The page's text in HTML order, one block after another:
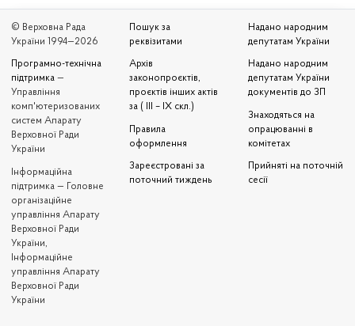
© Верховна Рада
України 1994—2026
Програмно-технічна
підтримка —
Управління
комп'ютеризованих
систем Апарату
Верховної Ради
України
Iнформаційна
підтримка — Головне
організаційне
управління Апарату
Верховної Ради
України,
Інформаційне
управління Апарату
Верховної Ради
України
Пошук за
реквізитами
Архів
законопроєктів,
проєктів інших актів
за ( III – IX скл.)
Правила
оформлення
Зареєстровані за
поточний тиждень
Надано народним
депутатам України
Надано народним
депутатам України
документів до ЗП
Знаходяться на
опрацюванні в
комітетах
Прийняті на поточній
сесії